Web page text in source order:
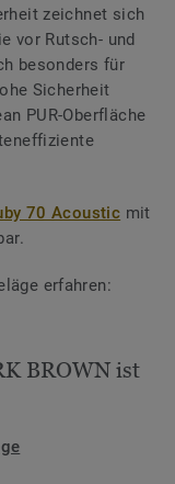
zeichnet sich
vor Rutsch- und
besonders für
Sicherheit
PUR-Oberfläche
70 Acoustic mit
erfahren:
BROWN ist